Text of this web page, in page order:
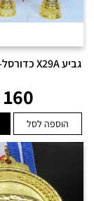
גביע X29A כדורסל- גובה 46 ס"מ
160
הוספה לסל